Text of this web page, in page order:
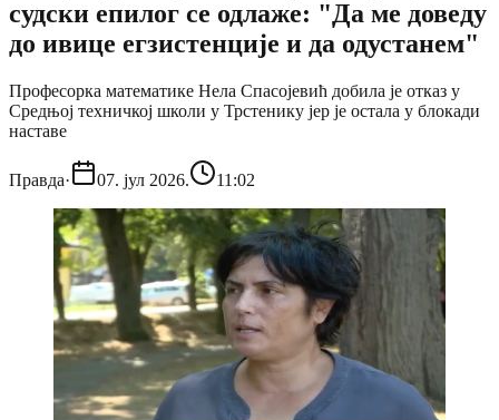
судски епилог се одлаже: "Да ме доведу
до ивице егзистенције и да одустанем"
Професорка математике Нела Спасојевић добила је отказ у
Средњој техничкој школи у Трстенику јер је остала у блокади
наставе
Правда· 07. јул 2026. 11:02